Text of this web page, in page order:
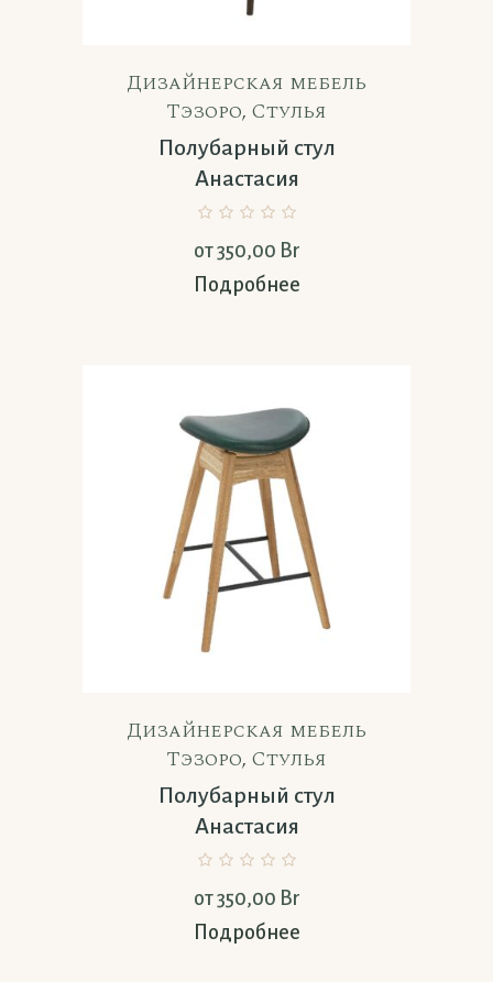
Дизайнерская мебель
Тэзоро, Стулья
Полубарный стул
Анастасия
от350,00 Br
Подробнее
Дизайнерская мебель
Тэзоро, Стулья
Полубарный стул
Анастасия
от350,00 Br
Подробнее